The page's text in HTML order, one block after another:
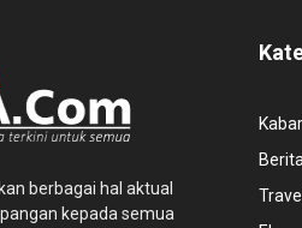
berbagai hal aktual
kepada semua